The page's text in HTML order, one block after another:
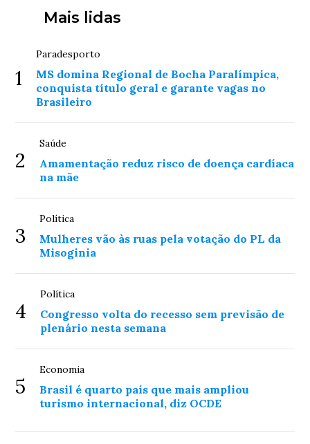
Mais lidas
1
Paradesporto
MS domina Regional de Bocha Paralímpica,
conquista título geral e garante vagas no
Brasileiro
2
Saúde
Amamentação reduz risco de doença cardíaca
na mãe
3
Política
Mulheres vão às ruas pela votação do PL da
Misoginia
4
Política
Congresso volta do recesso sem previsão de
plenário nesta semana
5
Economia
Brasil é quarto país que mais ampliou
turismo internacional, diz OCDE